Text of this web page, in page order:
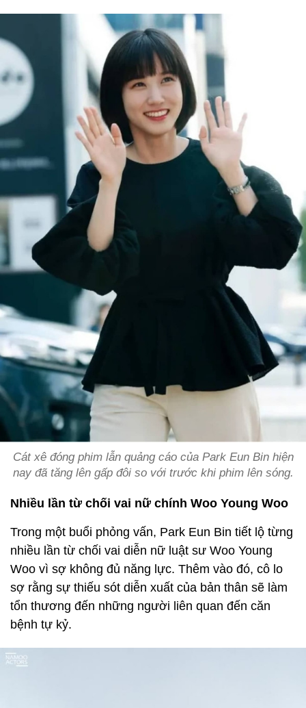
Cát xê đóng phim lẫn quảng cáo của Park Eun Bin hiện
nay đã tăng lên gấp đôi so với trước khi phim lên sóng.
Nhiều lần từ chối vai nữ chính Woo Young Woo
Trong một buổi phỏng vấn, Park Eun Bin tiết lộ từng
nhiều lần từ chối vai diễn nữ luật sư Woo Young
Woo vì sợ không đủ năng lực. Thêm vào đó, cô lo
sợ rằng sự thiếu sót diễn xuất của bản thân sẽ làm
tổn thương đến những người liên quan đến căn
bệnh tự kỷ.